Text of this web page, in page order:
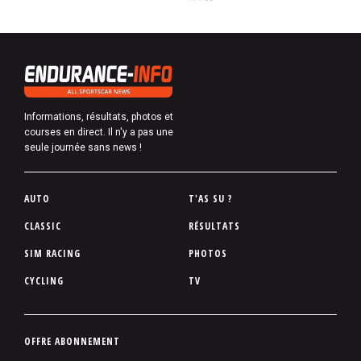
Informations, résultats, photos et
courses en direct. Il n'y a pas une
seule journée sans news !
P
d
d
p
AUTO
CLASSIC
SIM RACING
CYCLING
T'AS SU ?
RÉSULTATS
PHOTOS
TV
P
OFFRE ABONNEMENT